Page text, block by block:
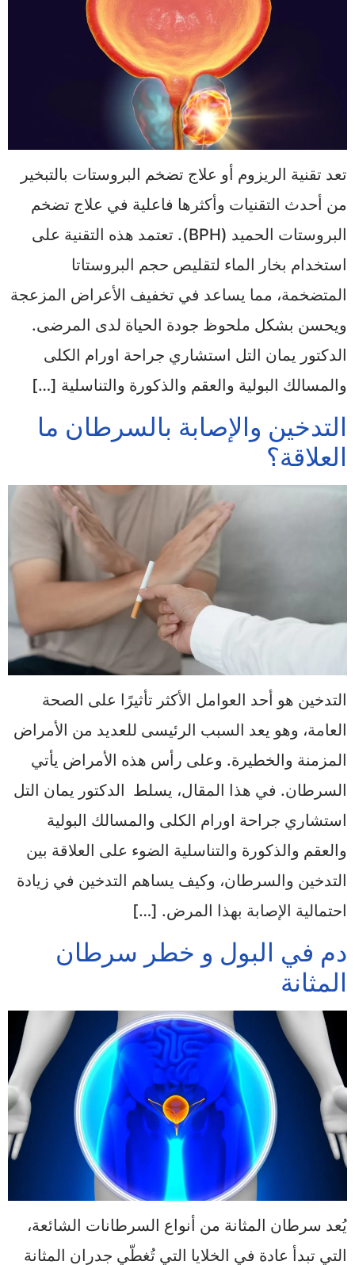
تعد تقنية الريزوم أو علاج تضخم البروستات بالتبخير
من أحدث التقنيات وأكثرها فاعلية في علاج تضخم
البروستات الحميد (BPH). تعتمد هذه التقنية على
استخدام بخار الماء لتقليص حجم البروستاتا
المتضخمة، مما يساعد في تخفيف الأعراض المزعجة
ويحسن بشكل ملحوظ جودة الحياة لدى المرضى.
الدكتور يمان التل استشاري جراحة اورام الكلى
والمسالك البولية والعقم والذكورة والتناسلية […]
التدخين والإصابة بالسرطان ما
العلاقة؟
التدخين هو أحد العوامل الأكثر تأثيرًا على الصحة
العامة، وهو يعد السبب الرئيسى للعديد من الأمراض
المزمنة والخطيرة. وعلى رأس هذه الأمراض يأتي
السرطان. في هذا المقال، يسلط الدكتور يمان التل
استشاري جراحة اورام الكلى والمسالك البولية
والعقم والذكورة والتناسلية الضوء على العلاقة بين
التدخين والسرطان، وكيف يساهم التدخين في زيادة
احتمالية الإصابة بهذا المرض. […]
دم في البول و خطر سرطان
المثانة
يُعد سرطان المثانة من أنواع السرطانات الشائعة،
التي تبدأ عادة في الخلايا التي تُغطّي جدران المثانة